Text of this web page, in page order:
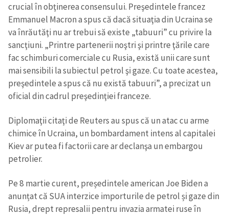
crucial în obţinerea consensului. Preşedintele francez
Emmanuel Macron a spus că dacă situaţia din Ucraina se
va înrăutăţi nu ar trebui să existe „tabuuri” cu privire la
sancţiuni. „Printre partenerii noştri şi printre ţările care
fac schimburi comerciale cu Rusia, există unii care sunt
mai sensibili la subiectul petrol şi gaze. Cu toate acestea,
preşedintele a spus că nu există tabuuri”, a precizat un
oficial din cadrul preşedinţiei franceze.
Diplomaţii citaţi de Reuters au spus că un atac cu arme
chimice în Ucraina, un bombardament intens al capitalei
Kiev ar putea fi factorii care ar declanşa un embargou
petrolier.
Pe 8 martie curent, președintele american Joe Biden a
anunțat că SUA interzice importurile de petrol și gaze din
Rusia, drept represalii pentru invazia armatei ruse în